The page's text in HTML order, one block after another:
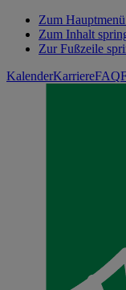
Zum
Zum Inhalt
Zur Fußzeile
KalenderKarriereFAQ